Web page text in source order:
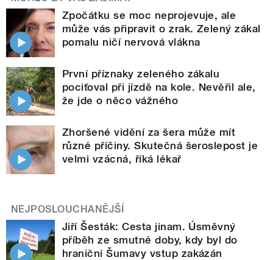
Zpočátku se moc neprojevuje, ale
může vás připravit o zrak. Zelený zákal
pomalu ničí nervová vlákna
První příznaky zeleného zákalu
pociťoval při jízdě na kole. Nevěřil ale,
že jde o něco vážného
Zhoršené vidění za šera může mít
různé příčiny. Skutečná šeroslepost je
velmi vzácná, říká lékař
NEJPOSLOUCHANĚJŠÍ
Jiří Šesták: Cesta jinam. Úsměvný
příběh ze smutné doby, kdy byl do
hraniční Šumavy vstup zakázán